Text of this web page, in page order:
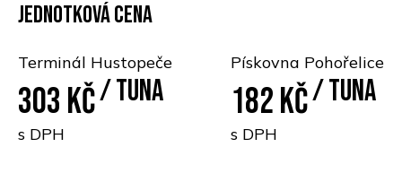
Jednotková cena
Terminál Hustopeče
303 Kč/ Tuna
s DPH
Pískovna Pohořelice
182 Kč/ Tuna
s DPH